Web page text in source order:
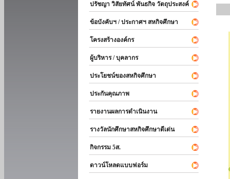
ปรัชญา วิสัยทัศน์ พันธกิจ วัตถุประสงค์
ข้อบังคับฯ / ประกาศฯ สหกิจศึกษา
โครงสร้างองค์กร
ผู้บริหาร / บุคลากร
ประโยชน์ของสหกิจศึกษา
ประกันคุณภาพ
รายงานผลการดำเนินงาน
รางวัลนักศึกษาสหกิจศึกษาดีเด่น
กิจกรรม 5ส.
ดาวน์โหลดแบบฟอร์ม